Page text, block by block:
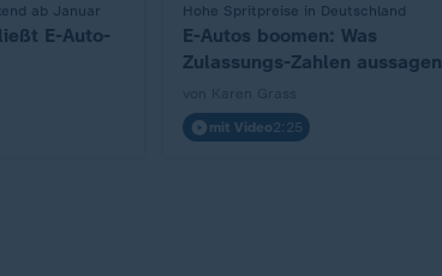
ab Januar
E-Auto-
Hohe Spritpreise in Deutschland
:
E-Autos boomen: Was
Zulassungs-Zahlen aussagen
mit Video2:25